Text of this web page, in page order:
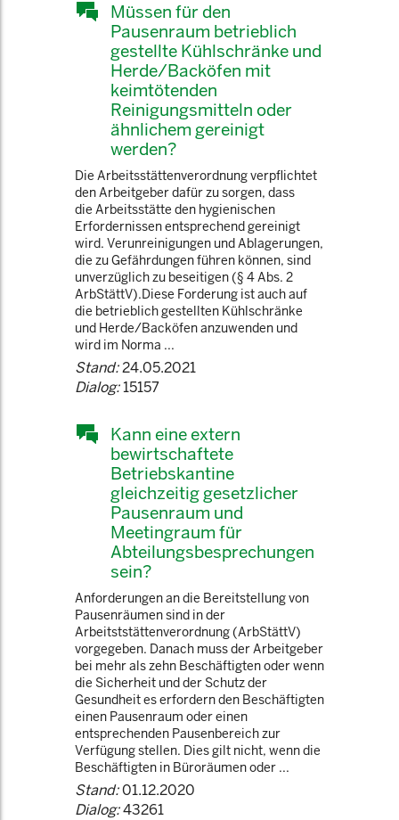
Müssen für den
Pausenraum betrieblich
gestellte Kühlschränke und
Herde/Backöfen mit
keimtötenden
Reinigungsmitteln oder
ähnlichem gereinigt
werden?
Die Arbeitsstättenverordnung verpflichtet
den Arbeitgeber dafür zu sorgen, dass
die Arbeitsstätte den hygienischen
Erfordernissen entsprechend gereinigt
wird. Verunreinigungen und Ablagerungen,
die zu Gefährdungen führen können, sind
unverzüglich zu beseitigen (§ 4 Abs. 2
ArbStättV).Diese Forderung ist auch auf
die betrieblich gestellten Kühlschränke
und Herde/Backöfen anzuwenden und
wird im Norma ...
Stand:24.05.2021
Dialog:15157
Kann eine extern
bewirtschaftete
Betriebskantine
gleichzeitig gesetzlicher
Pausenraum und
Meetingraum für
Abteilungsbesprechungen
sein?
Anforderungen an die Bereitstellung von
Pausenräumen sind in der
Arbeitststättenverordnung (ArbStättV)
vorgegeben. Danach muss der Arbeitgeber
bei mehr als zehn Beschäftigten oder wenn
die Sicherheit und der Schutz der
Gesundheit es erfordern den Beschäftigten
einen Pausenraum oder einen
entsprechenden Pausenbereich zur
Verfügung stellen. Dies gilt nicht, wenn die
Beschäftigten in Büroräumen oder ...
Stand:01.12.2020
Dialog:43261